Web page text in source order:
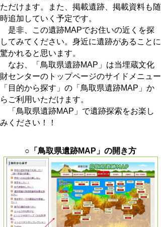
ただけます。また、掲載遺跡、掲載資料も随
時追加していく予定です。
是非、この遺跡MAPでお住いの近くを探
してみてください。身近に遺跡があることに
驚かれると思います。
なお、「鳥取県遺跡MAP」は当埋蔵文化
財センターのトップページのサイドメニュー
「目的から探す」の「鳥取県遺跡MAP」か
らご利用いただけます。
「鳥取県遺跡MAP」で遺跡探索をお楽し
みください！！
○「鳥取県遺跡MAP」の開き方